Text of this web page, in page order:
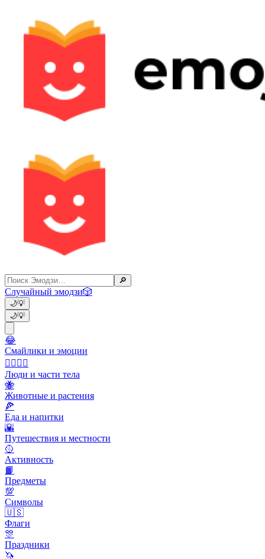
🔎
Случайный эмодзи🎲
🌙💡
🌙💡
😂
Смайлики и эмоции
👩‍❤️‍💋‍👨
Люди и части тела
🐝
Животные и растения
🍕
Еда и напитки
🌇
Путешествия и местности
🥎
Активность
📙
Предметы
💯
Символы
🇺🇸
Флаги
🎊
Праздники
🦄